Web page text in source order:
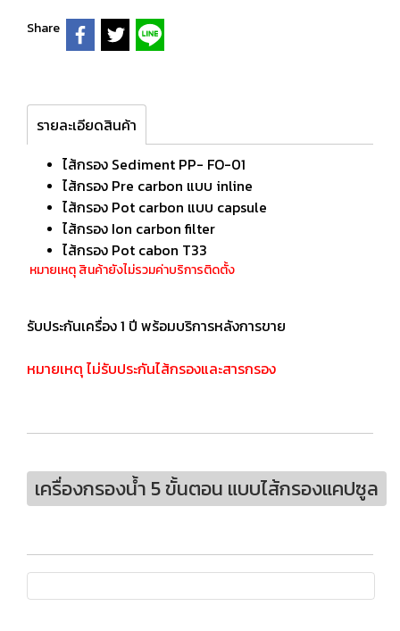
Share
รายละเอียดสินค้า
ไส้กรอง Sediment PP- FO-01
ไส้กรอง Pre carbon แบบ inline
ไส้กรอง Pot carbon แบบ capsule
ไส้กรอง Ion carbon filter
ไส้กรอง Pot cabon T33
หมายเหตุ สินค้ายังไม่รวมค่าบริการติดตั้ง
รับประกันเครื่อง 1 ปี พร้อมบริการหลังการขาย
หมายเหตุ ไม่รับประกันไส้กรองและสารกรอง
เครื่องกรองน้ำ 5 ขั้นตอน แบบไส้กรองแคปซูล